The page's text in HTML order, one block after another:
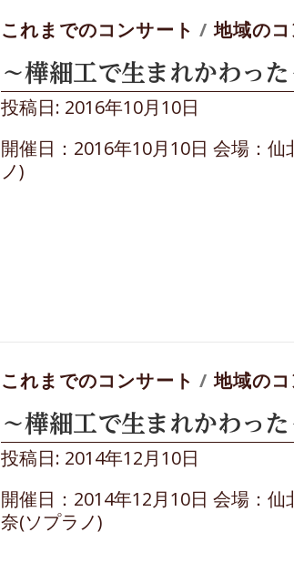
これまでのコンサート /地域の
～樺細工で生まれかわっ
投稿日: 2016年10月10日
開催日：2016年10月10日 会場：
ノ)
これまでのコンサート /地域の
～樺細工で生まれかわっ
投稿日: 2014年12月10日
開催日：2014年12月10日 会場：
奈(ソプラノ)